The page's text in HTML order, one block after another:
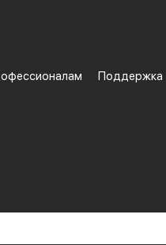
Поддержка